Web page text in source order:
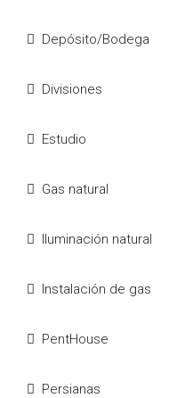
Depósito/Bodega
Divisiones
Estudio
Gas natural
Iluminación natural
Instalación de gas
PentHouse
Persianas